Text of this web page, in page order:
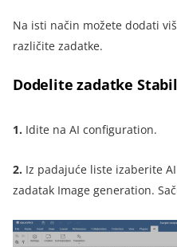
Na isti način možete dodati
različite zadatke.
Dodelite zadatke
1. Idite na AI configuration.
2. Iz padajuće liste izaberite
zadatak Image generation.